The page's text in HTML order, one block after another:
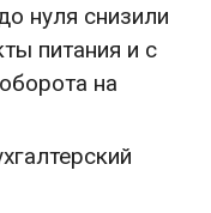
нуля снизили
питания и с
на